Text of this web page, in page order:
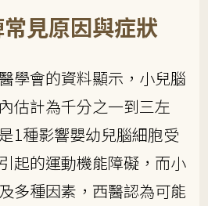
見原因與症狀
學會的資料顯示，小兒腦
估計為千分之一到三左
1種影響嬰幼兒腦細胞受
起的運動機能障礙，而小
多種因素，西醫認為可能